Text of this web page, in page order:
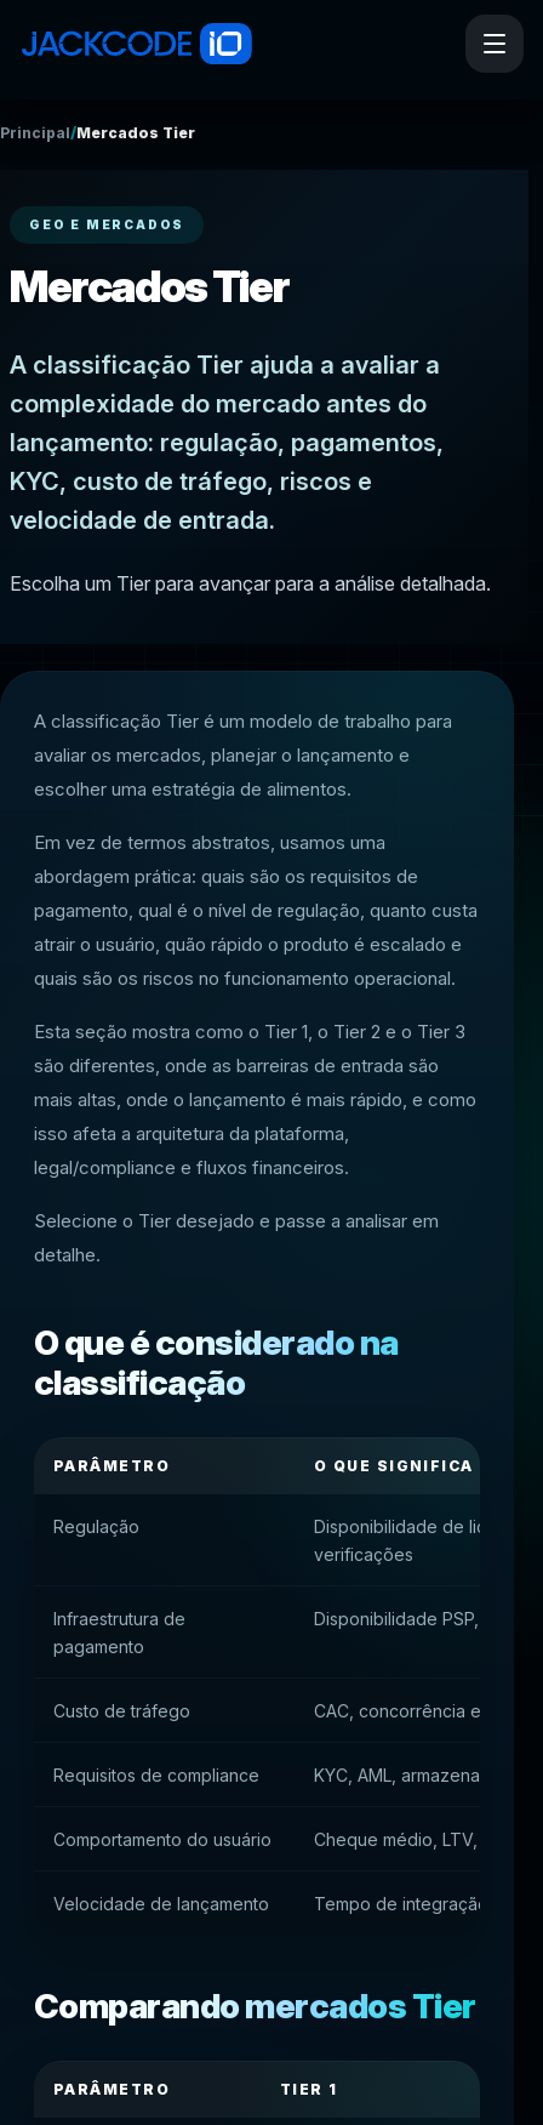
Principal/Mercados Tier
GEO E MERCADOS
Mercados Tier
A classificação Tier ajuda a avaliar a
complexidade do mercado antes do
lançamento: regulação, pagamentos,
KYC, custo de tráfego, riscos e
velocidade de entrada.
Escolha um Tier para avançar para a análise detalhada.
A classificação Tier é um modelo de trabalho para
avaliar os mercados, planejar o lançamento e
escolher uma estratégia de alimentos.
Em vez de termos abstratos, usamos uma
abordagem prática: quais são os requisitos de
pagamento, qual é o nível de regulação, quanto custa
atrair o usuário, quão rápido o produto é escalado e
quais são os riscos no funcionamento operacional.
Esta seção mostra como o Tier 1, o Tier 2 e o Tier 3
são diferentes, onde as barreiras de entrada são
mais altas, onde o lançamento é mais rápido, e como
isso afeta a arquitetura da plataforma,
legal/compliance e fluxos financeiros.
Selecione o Tier desejado e passe a analisar em
detalhe.
O que é considerado na
classificação
PARÂMETRO O QUE SIGNIFICA PARA
Regulação
Disponibilidade de
verificações
Infraestrutura de
pagamento
Disponibilidade PSP, taxa
Custo de tráfego CAC, concorrência e
Requisitos de compliance KYC, AML,
Comportamento do usuário Cheque médio, LTV,
Velocidade de lançamento Tempo de integração e
Comparando mercados Tier
PARÂMETRO TIER 1